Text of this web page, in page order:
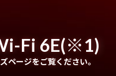
Fi 6E(※1)
ページをご覧ください。